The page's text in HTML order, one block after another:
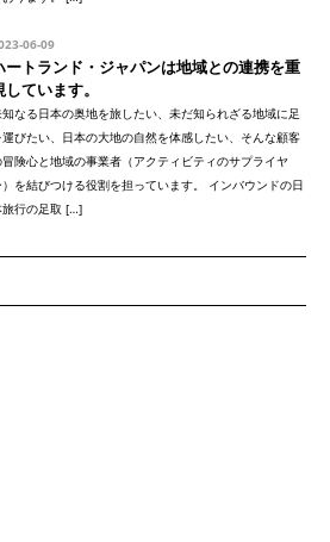
06-09
ートランド・ジャパンは地域との連携を重
しています。
なる日本の奥地を旅したい、未だ知られざる地域に足
運びたい、日本の大地の自然を体感したい、そんな顧客
険心と地域の事業者（アクティビティのサプライヤ
）を結びつける役割を担っています。 インバウンドの日
旅行の足取 […]